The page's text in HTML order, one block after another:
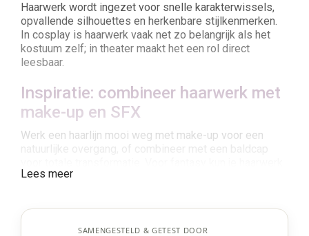
Haarwerk wordt ingezet voor snelle karakterwissels,
opvallende silhouettes en herkenbare stijlkenmerken.
In cosplay is haarwerk vaak net zo belangrijk als het
kostuum zelf; in theater maakt het een rol direct
leesbaar.
Inspiratie: combineer haarwerk met
make-up en SFX
Werk een haarlijn mooi weg met make-up voor een
combineren met glitteraccenten of sjabloonpatronen op
Haarwerk kopen bij Foamtastic
Lees meer
SAMENGESTELD & GETEST DOOR